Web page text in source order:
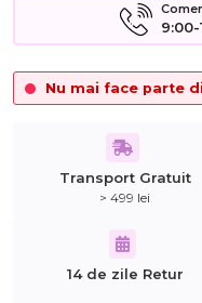
Nu mai face parte
Transport Gratuit
> 499 lei
14 de zile Retur